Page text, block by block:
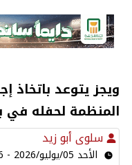
ويجز يتوعد باتخاذ
المنظمة لحفله في
سلوى أبو زيد
الأحد 05/يوليو/2026 - 06:46 م